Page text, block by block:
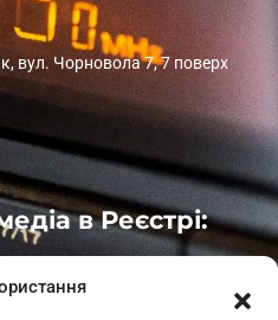
вул. Чорновола 7, 7 поверх
в Реєстрі: